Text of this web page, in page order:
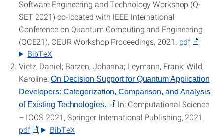
Software Engineering and Technology Workshop (Q-
SET 2021) co-located with IEEE International
Conference on Quantum Computing and Engineering
(QCE21), CEUR Workshop Proceedings, 2021. pdf
, ‌
BibTeX
Vietz, Daniel; Barzen, Johanna; Leymann, Frank; Wild,
Karoline: On Decision Support for Quantum Application
Developers: Categorization, Comparison, and Analysis
of Existing Technologies.
In: Computational Science
– ICCS 2021, Springer International Publishing, 2021.
pdf
, ‌
BibTeX